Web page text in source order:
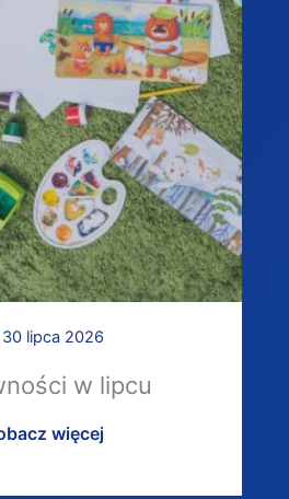
30 lipca 2026
w lipcu
więcej